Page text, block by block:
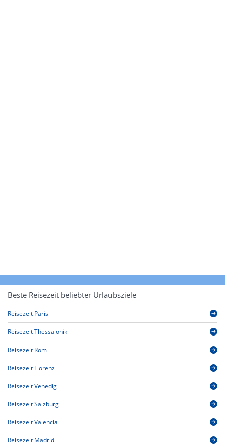
Beste Reisezeit beliebter Urlaubsziele
Reisezeit Paris
Reisezeit Thessaloniki
Reisezeit Rom
Reisezeit Florenz
Reisezeit Venedig
Reisezeit Salzburg
Reisezeit Valencia
Reisezeit Madrid